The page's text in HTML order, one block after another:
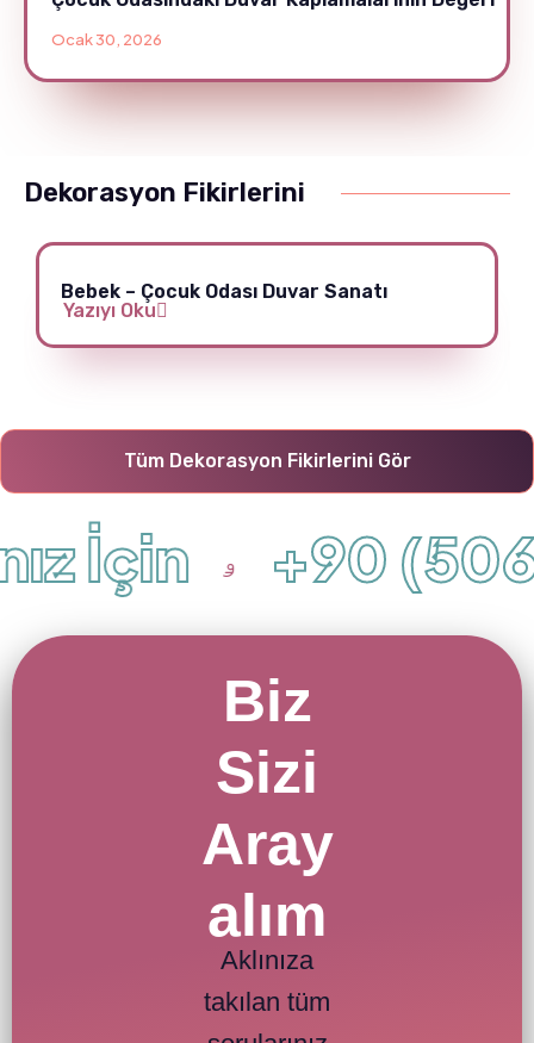
Ocak 30, 2026
Dekorasyon Fikirlerini
Bebek – Çocuk Odası Duvar Sanatı
Yazıyı Oku
Tüm Dekorasyon Fikirlerini Gör
İçin +90
Biz
Sizi
Aray
alım
Aklınıza
takılan tüm